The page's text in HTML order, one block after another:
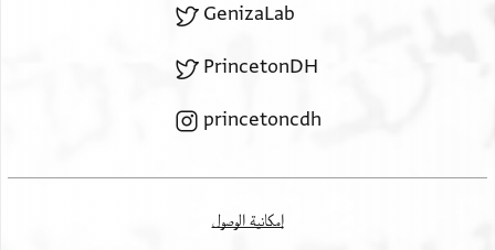
GenizaLab
PrincetonDH
princetoncdh
إمكانية الوصول